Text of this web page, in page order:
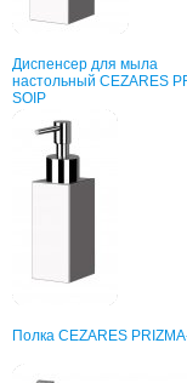
Диспенсер для мыла
настольный CEZARES
SOIP
Полка CEZARES